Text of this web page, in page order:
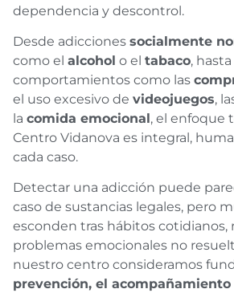
dependencia y descontrol.
Desde adicciones socialmente
como el alcohol o el tabaco, hasta
comportamientos como las
el uso excesivo de videojuegos,
la comida emocional, el enfoque
Centro Vidanova es integral,
cada caso.
Detectar una adicción puede
caso de sustancias legales, pero
esconden tras hábitos cotidianos,
problemas emocionales no
nuestro centro consideramos
prevención, el